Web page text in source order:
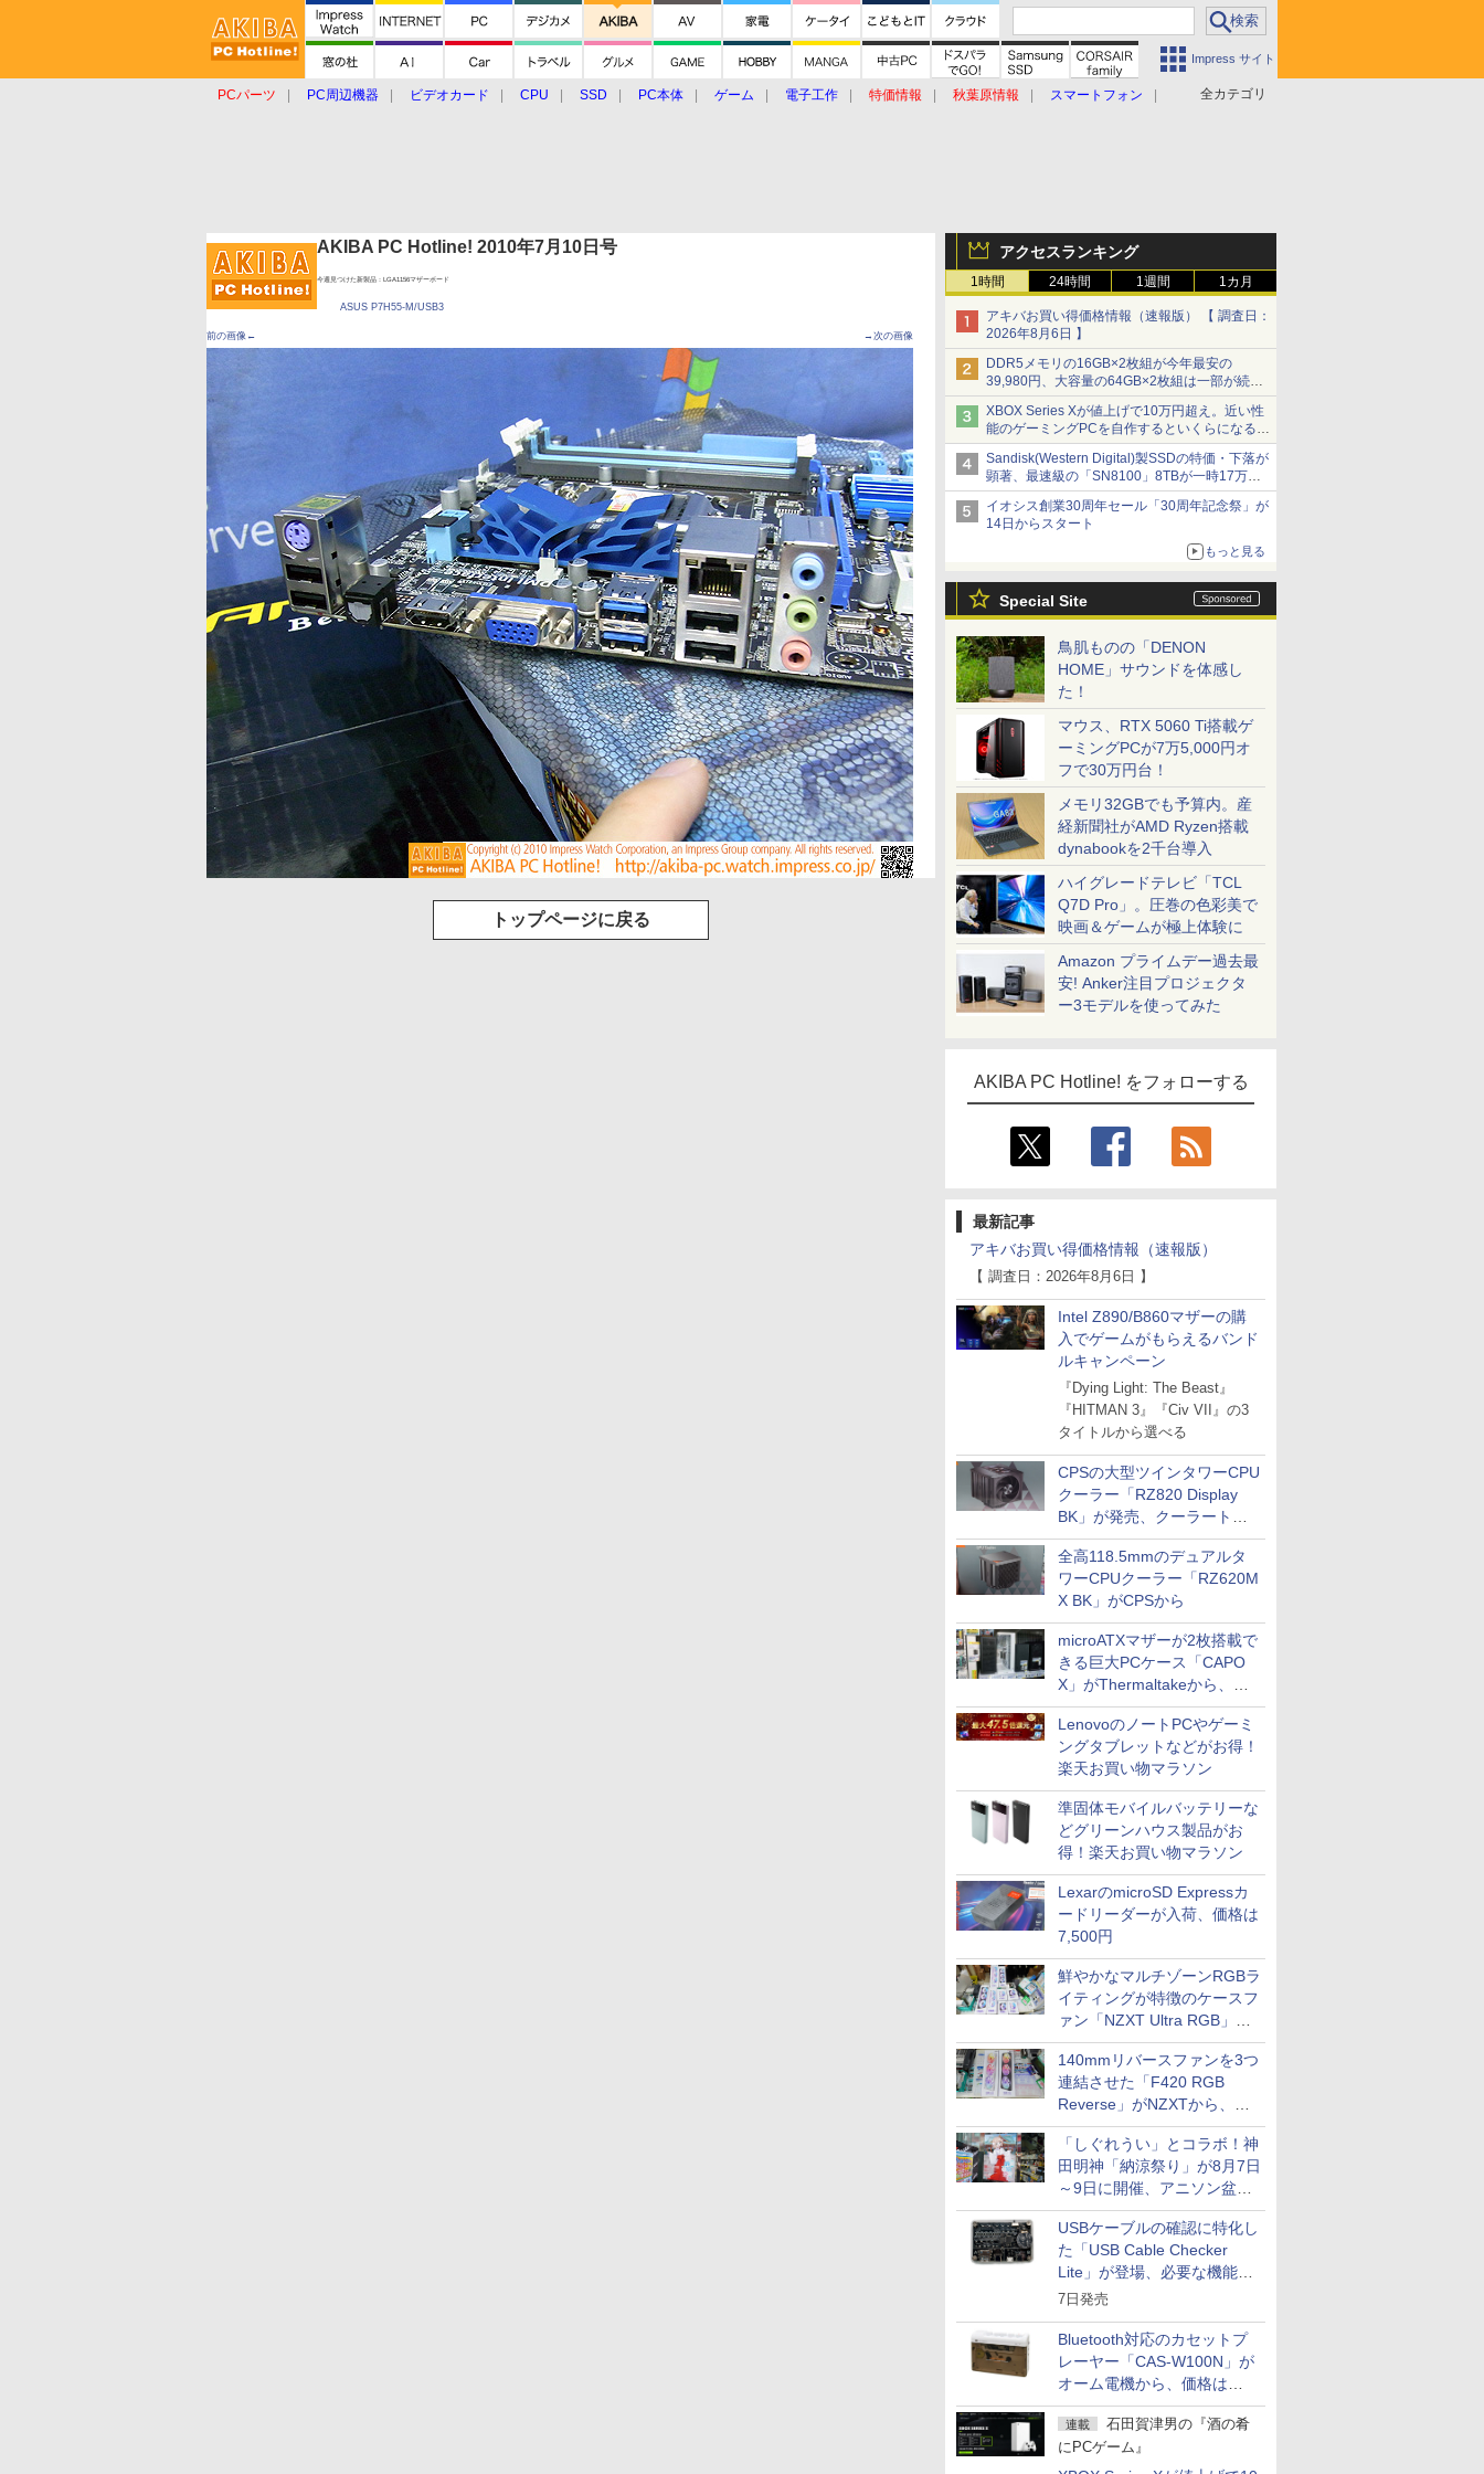
Impress サイト
全カテゴリ
PCパーツ PC周辺機器 ビデオカード CPU SSD PC本体 ゲーム 電子工作 特価情報 秋葉原情報
スマートフォン
アクセスランキング
1時間 24時間 1週間 1カ月
アキバお買い得価格情報（速報版） 【 調査日：
2026年8月6日 】
DDR5メモリの16GB×2枚組が今年最安の
39,980円、大容量の64GB×2枚組は一部が続騰
[8月前半のメモリ価格]
XBOX Series Xが値上げで10万円超え。近い性
能のゲーミングPCを自作するといくらになる？
【石田賀津男の『酒の肴にPCゲーム』】
Sandisk(Western Digital)製SSDの特価・下落が
顕著、最速級の「SN8100」8TBが一時17万円
割れ [8月前半のSSD価格]
イオシス創業30周年セール「30周年記念祭」が
14日からスタート
もっと見る
Special Site
鳥肌ものの「DENON
HOME」サウンドを体感し
た！
マウス、RTX 5060 Ti搭載ゲ
ーミングPCが7万5,000円オ
フで30万円台！
メモリ32GBでも予算内。産
経新聞社がAMD Ryzen搭載
dynabookを2千台導入
ハイグレードテレビ「TCL
Q7D Pro」。圧巻の色彩美で
映画＆ゲームが極上体験に
Amazon プライムデー過去最
安! Anker注目プロジェクタ
ー3モデルを使ってみた
AKIBA PC Hotline! をフォローする
最新記事
アキバお買い得価格情報（速報版）
【 調査日：2026年8月6日 】
Intel Z890/B860マザーの購
入でゲームがもらえるバンド
ルキャンペーン
『Dying Light: The Beast』
『HITMAN 3』『Civ VII』の3
タイトルから選べる
CPSの大型ツインタワーCPU
クーラー「RZ820 Display
BK」が発売、クーラートッ
プに5インチ液晶搭載
全高118.5mmのデュアルタ
ワーCPUクーラー「RZ620M
X BK」がCPSから
microATXマザーが2枚搭載で
きる巨大PCケース「CAPO
X」がThermaltakeから、カ
ラーは2色
LenovoのノートPCやゲーミ
ングタブレットなどがお得！
楽天お買い物マラソン
準固体モバイルバッテリーな
どグリーンハウス製品がお
得！楽天お買い物マラソン
LexarのmicroSD Expressカ
ードリーダーが入荷、価格は
7,500円
鮮やかなマルチゾーンRGBラ
イティングが特徴のケースフ
ァン「NZXT Ultra RGB」が
発売、計8製品
140mmリバースファンを3つ
連結させた「F420 RGB
Reverse」がNZXTから、単
一フレーム採用
「しぐれうい」とコラボ！神
田明神「納涼祭り」が8月7日
～9日に開催、アニソン盆踊
りや屋台グルメなどもあり
USBケーブルの確認に特化し
た「USB Cable Checker
Lite」が登場、必要な機能を
凝縮しコンパクトに
7日発売
Bluetooth対応のカセットプ
レーヤー「CAS-W100N」が
オーム電機から、価格は
5,940円
連載
石田賀津男の『酒の肴
にPCゲーム』
AKIBA PC Hotline! 2010年7月10日号
今週見つけた新製品：LGA1156マザーボード
ASUS P7H55-M/USB3
前の画像← →次の画像
トップページに戻る